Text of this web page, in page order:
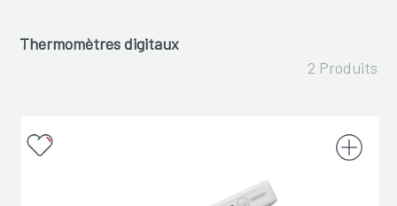
Thermomètres digitaux
2 Produits